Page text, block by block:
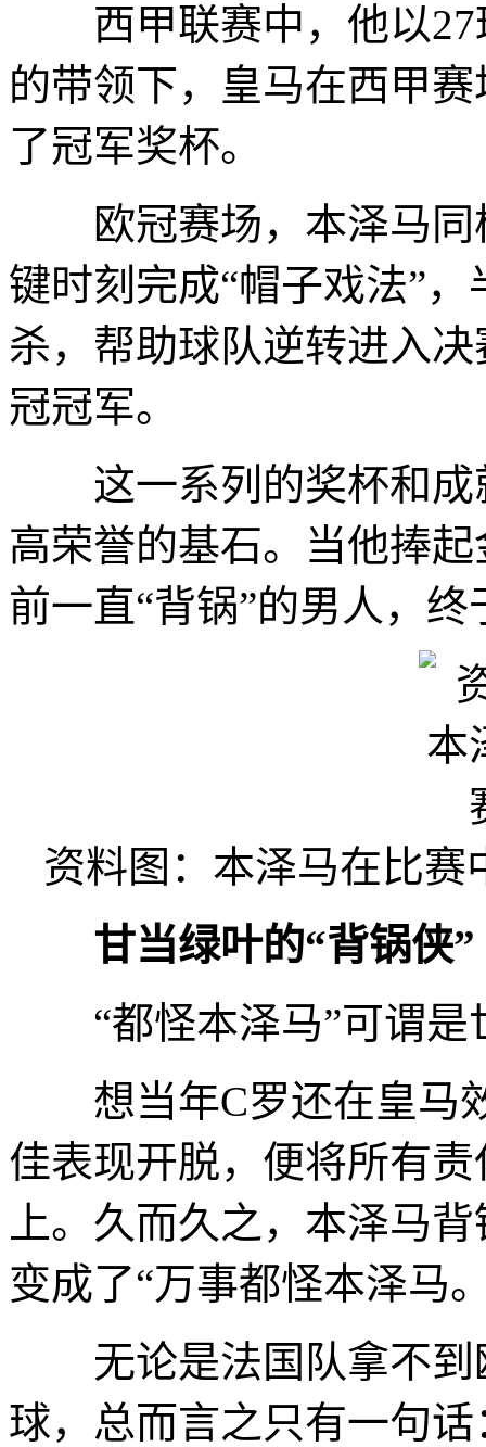
西甲联赛中，他以27
的带领下，皇马在西甲
了冠军奖杯。
欧冠赛场，本泽马同
键时刻完成“帽子戏法”
杀，帮助球队逆转进入
冠冠军。
这一系列的奖杯和成
高荣誉的基石。当他捧
前一直“背锅”的男人，
资料图：本泽马在比赛
甘当绿叶的“背锅侠”
“都怪本泽马”可谓是
想当年C罗还在皇马
佳表现开脱，便将所有
上。久而久之，本泽马
变成了“万事都怪本泽马
无论是法国队拿不到
球，总而言之只有一句